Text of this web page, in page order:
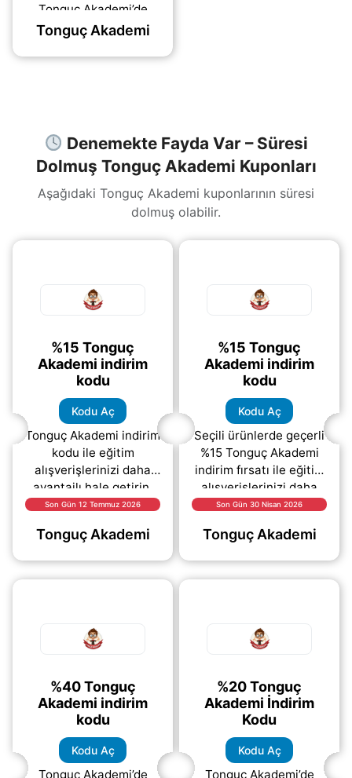
Tonguç Akademi’de
mevcut indirimlere ek
olarak
%15 indirim
kuponusizi bekliyor.
Tonguç Akademi
Denemekte Fayda Var – Süresi
Dolmuş Tonguç Akademi Kuponları
Aşağıdaki Tonguç Akademi kuponlarının süresi
dolmuş olabilir.
%15 Tonguç
Akademi indirim
kodu
Kodu Aç
Tonguç Akademi indirim
kodu ile eğitim
alışverişlerinizi daha
avantajlı hale getirin.
Kampanya kapsamında
paketlerinde ve seçili
Son Gün 12 Temmuz 2026
Tonguç Akademi
%15 Tonguç
Akademi indirim
kodu
Kodu Aç
Seçili ürünlerde geçerli
%15 Tonguç Akademi
indirim fırsatı ile eğitim
alışverişlerinizi daha
avantajlı hale
Akademi internet
Son Gün 30 Nisan 2026
Tonguç Akademi
%40 Tonguç
Akademi indirim
kodu
Kodu Aç
Tonguç Akademi’de
%20 Tonguç
Akademi İndirim
Kodu
Kodu Aç
Tonguç Akademi’de